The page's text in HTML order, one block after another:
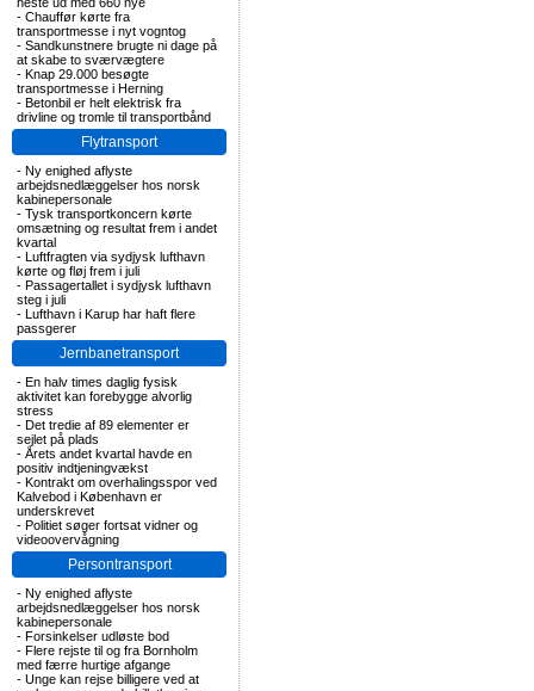
- Chauffør kørte fra
transportmesse i nyt vogntog
- Sandkunstnere brugte ni dage på
at skabe to sværvægtere
- Knap 29.000 besøgte
transportmesse i Herning
- Betonbil er helt elektrisk fra
drivline og tromle til transportbånd
Flytransport
- Ny enighed aflyste
arbejdsnedlæggelser hos norsk
kabinepersonale
- Tysk transportkoncern kørte
omsætning og resultat frem i andet
kvartal
- Luftfragten via sydjysk lufthavn
kørte og fløj frem i juli
- Passagertallet i sydjysk lufthavn
steg i juli
- Lufthavn i Karup har haft flere
passgerer
Jernbanetransport
- En halv times daglig fysisk
aktivitet kan forebygge alvorlig
stress
- Det tredie af 89 elementer er
sejlet på plads
- Årets andet kvartal havde en
positiv indtjeningvækst
- Kontrakt om overhalingsspor ved
Kalvebod i København er
underskrevet
- Politiet søger fortsat vidner og
videoovervågning
Persontransport
- Ny enighed aflyste
arbejdsnedlæggelser hos norsk
kabinepersonale
- Forsinkelser udløste bod
- Flere rejste til og fra Bornholm
med færre hurtige afgange
- Unge kan rejse billigere ved at